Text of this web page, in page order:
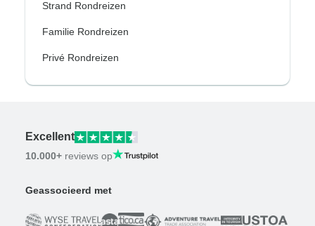
Strand Rondreizen
Familie Rondreizen
Privé Rondreizen
Excellent
10.000+ reviews op
Geassocieerd met